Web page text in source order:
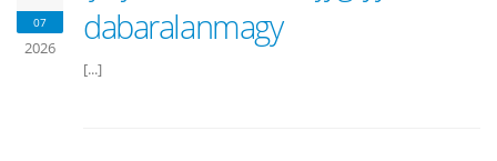
07
2026
dabaralanmagy
[...]